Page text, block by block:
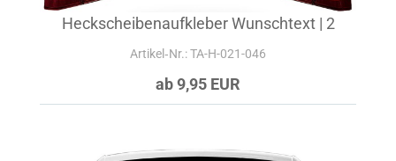
Heckscheibenaufkleber Wunschtext | 2
Artikel‑Nr.: TA-H-021-046
ab 9,95 EUR